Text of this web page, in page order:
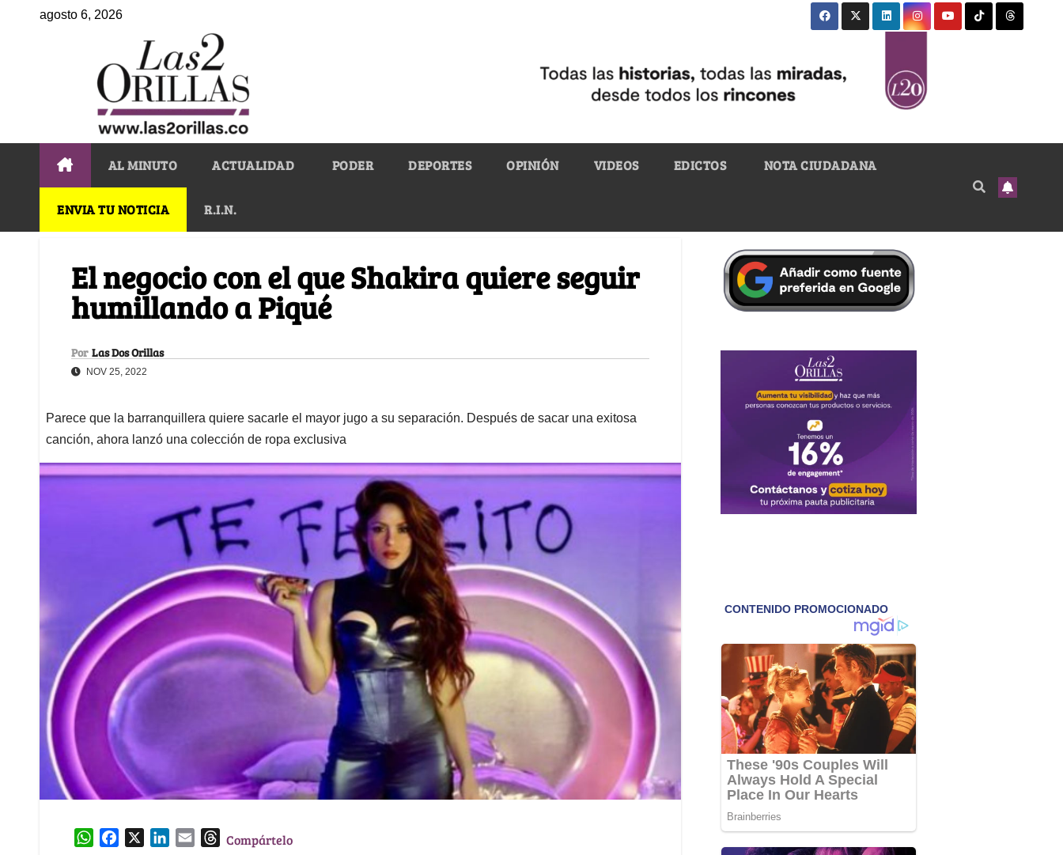
agosto 6, 2026
AL MINUTO ACTUALIDAD PODER DEPORTES OPINIÓN VIDEOS EDICTOS NOTA CIUDADANA
ENVIA TU NOTICIA R.I.N.
El negocio con el que Shakira quiere seguir
humillando a Piqué
Por Las Dos Orillas
NOV 25, 2022
Parece que la barranquillera quiere sacarle el mayor jugo a su separación. Después de sacar una exitosa
canción, ahora lanzó una colección de ropa exclusiva
W
TCompártelo